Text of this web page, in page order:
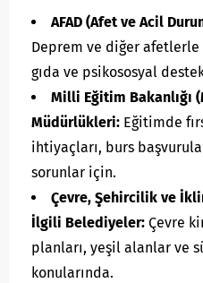
AFAD (Afet ve Acil
Deprem ve diğer
gıda ve psikososyal
Milli Eğitim Bakanlığı
Müdürlükleri: Eğitimde
ihtiyaçları, burs
sorunlar için.
Çevre, Şehircilik ve
İlgili Belediyeler: Çevre
planları, yeşil alanlar ve
konularında.